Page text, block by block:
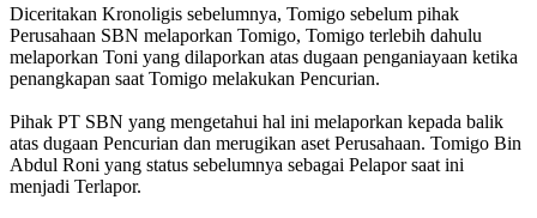
Diceritakan Kronoligis sebelumnya, Tomigo sebelum pihak
Perusahaan SBN melaporkan Tomigo, Tomigo terlebih dahulu
melaporkan Toni yang dilaporkan atas dugaan penganiayaan ketika
penangkapan saat Tomigo melakukan Pencurian.
Pihak PT SBN yang mengetahui hal ini melaporkan kepada balik
atas dugaan Pencurian dan merugikan aset Perusahaan. Tomigo Bin
Abdul Roni yang status sebelumnya sebagai Pelapor saat ini
menjadi Terlapor.